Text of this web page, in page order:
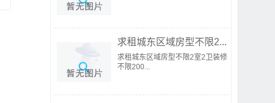
求租城东区域房型不限2...
求租城东区域房型不限2室2卫装修
不限200...